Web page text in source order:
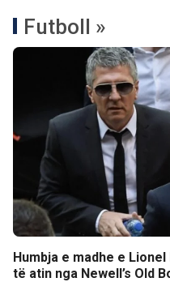
Futboll »
Humbja e madhe e
të atin nga Newell’s Old